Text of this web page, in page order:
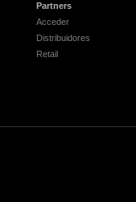
Partners
Acceder
Distribuidores
Retail